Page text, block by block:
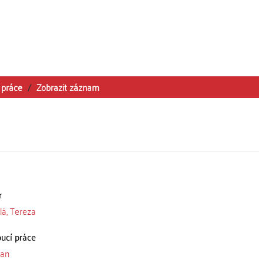
Zobrazit záznam
Tereza
práce